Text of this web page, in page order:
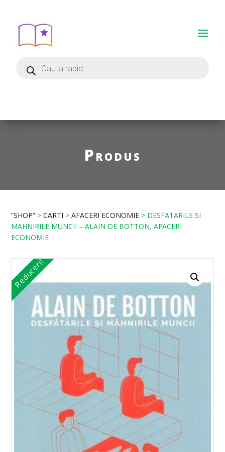
Produs
”SHOP” >CARTI >AFACERI ECONOMIE > DESFATARILE SI
MAHNIRILE MUNCII – ALAIN DE BOTTON, AFACERI
ECONOMIE
Reduceri!